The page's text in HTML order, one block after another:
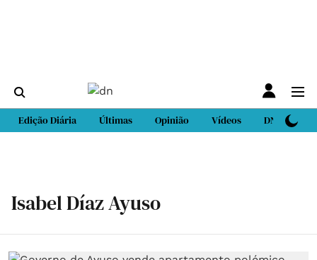
Edição Diária Últimas Opinião Vídeos DN Sport
Isabel Díaz Ayuso